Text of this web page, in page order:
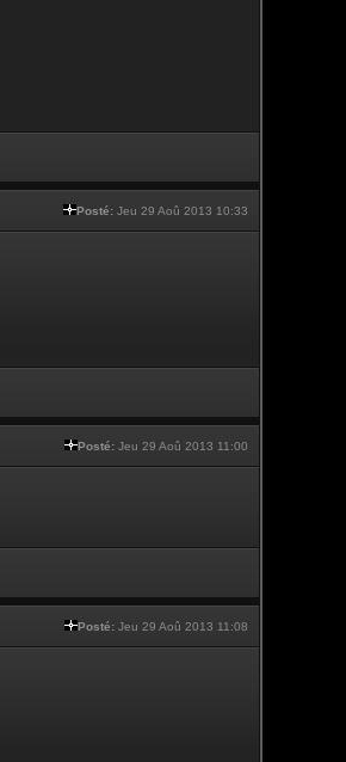
Posté: Jeu 29 Aoû 2013 10:33
Posté: Jeu 29 Aoû 2013 11:00
Posté: Jeu 29 Aoû 2013 11:08